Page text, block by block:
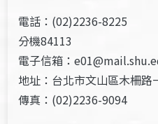
電話：(02)2236-8225
分機84113
電子信箱：
地址：台北市文山區木柵
傳真：(02)2236-9094